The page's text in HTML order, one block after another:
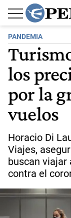
PANDEMIA
los
por la
vuelos
Horacio Di
Viajes,
buscan
contra el